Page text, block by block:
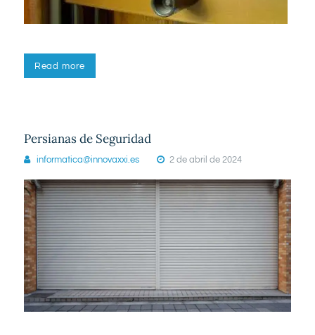
Read more
Persianas de Seguridad
informatica@innovaxxi.es 2 de abril de 2024